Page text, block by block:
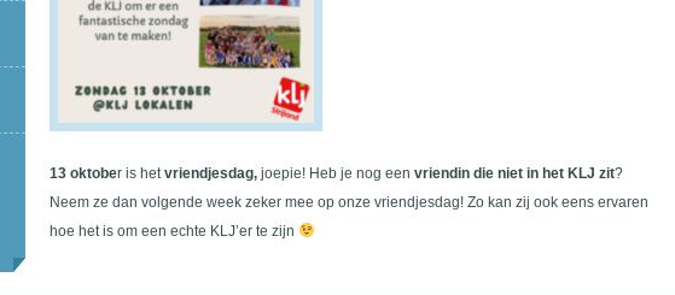
13 oktober is hetvriendjesdag, joepie! Heb je nog een vriendin die niet in het KLJ zit?
Neem ze dan volgende week zeker mee op onze vriendjesdag! Zo kan zij ook eens ervaren
hoe het is om een echte KLJ’er te zijn